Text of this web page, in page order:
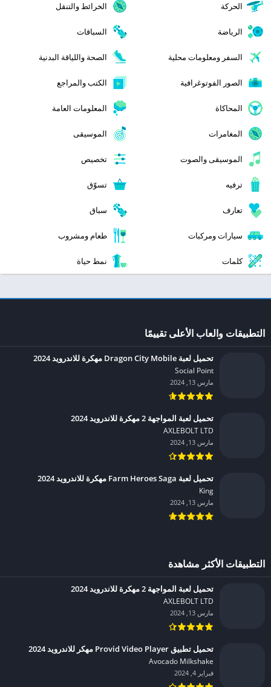
الحركة الخرائط والتنقل
الرياضة السباقات
السفر ومعلومات محلية الصحة واللياقة البدنية
الصور الفوتوغرافية الكتب والمراجع
المحاكاة المعلومات العامة
المغامرات الموسيقى
الموسيقى والصوت تخصيص
ترفيه تسوّق
تعارف سباق
سيارات ومركبات طعام ومشروب
كلمات نمط حياة
التطبيقات والعاب الأعلى تقييمًا
تحميل لعبة Dragon City Mobile مهكرة للاندرويد 2024
Social Point‏
مارس 13, 2024
تحميل لعبة المواجهة 2 مهكرة للاندرويد 2024
AXLEBOLT LTD‏
مارس 13, 2024
تحميل لعبة Farm Heroes Saga مهكرة للاندرويد 2024
King‏
مارس 13, 2024
التطبيقات الأكثر مشاهدة
تحميل لعبة المواجهة 2 مهكرة للاندرويد 2024
AXLEBOLT LTD‏
مارس 13, 2024
تحميل تطبيق Provid Video Player مهكر للاندرويد 2024
Avocado Milkshake‏
فبراير 4, 2024